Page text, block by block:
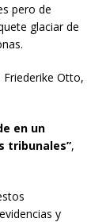
pero de
glaciar de
Otto,
en un
tribunales”,
y